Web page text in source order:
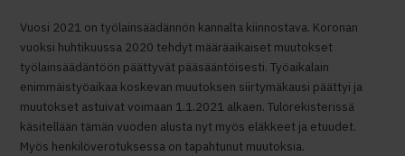
Vuosi 2021 on työlainsäädännön kannalta kiinnostava. Koronan
vuoksi huhtikuussa 2020 tehdyt määräaikaiset muutokset
työlainsäädäntöön päättyvät pääsääntöisesti. Työaikalain
enimmäistyöaikaa koskevan muutoksen siirtymäkausi päättyi ja
muutokset astuivat voimaan 1.1.2021 alkaen. Tulorekisterissä
käsitellään tämän vuoden alusta nyt myös eläkkeet ja etuudet.
Myös henkilöverotuksessa on tapahtunut muutoksia.